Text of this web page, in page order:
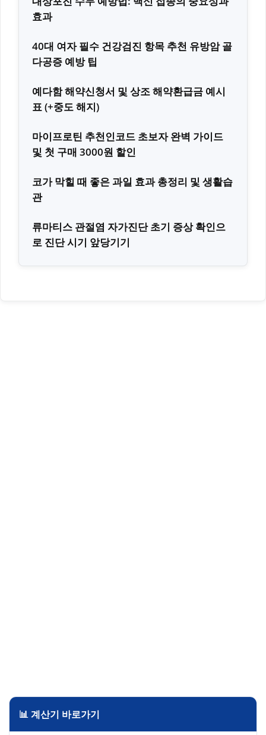
효과
40대 여자 필수 건강검진 항목 추천 유방암 골
다공증 예방 팁
예다함 해약신청서 및 상조 해약환급금 예시
표 (+중도 해지)
마이프로틴 추천인코드 초보자 완벽 가이드
및 첫 구매 3000원 할인
코가 막힐 때 좋은 과일 효과 총정리 및 생활습
관
류마티스 관절염 자가진단 초기 증상 확인으
로 진단 시기 앞당기기
📊 계산기 바로가기